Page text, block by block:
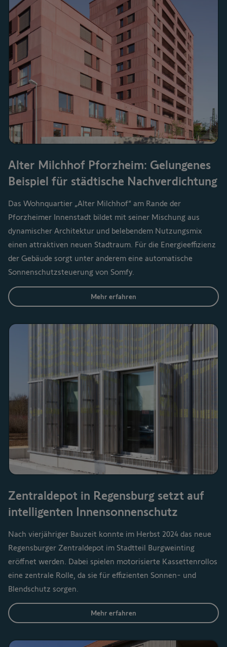
Alter Milchhof Pforzheim: Gelungenes
Beispiel für städtische Nachverdichtung
Das Wohnquartier „Alter Milchhof“ am Rande der
Pforzheimer Innenstadt bildet mit seiner Mischung aus
dynamischer Architektur und belebendem Nutzungsmix
einen attraktiven neuen Stadtraum. Für die Energieeffizienz
der Gebäude sorgt unter anderem eine automatische
Sonnenschutzsteuerung von Somfy.
Mehr erfahren
Zentraldepot in Regensburg setzt auf
intelligenten Innensonnenschutz
Nach vierjähriger Bauzeit konnte im Herbst 2024 das neue
Regensburger Zentraldepot im Stadtteil Burgweinting
eröffnet werden. Dabei spielen motorisierte Kassettenrollos
eine zentrale Rolle, da sie für effizienten Sonnen- und
Blendschutz sorgen.
Mehr erfahren